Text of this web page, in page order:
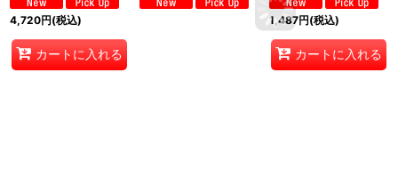
4,720円(税込)
カートに入れる
1,487円(税込)
カートに入れる